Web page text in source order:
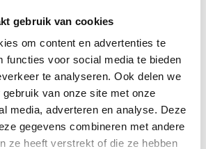
gebruik van cookies
om content en advertenties te
functies voor social media te bieden
te analyseren. Ook delen we
van onze site met onze
media, adverteren en analyse. Deze
gegevens combineren met andere
ze heeft verstrekt of die ze hebben